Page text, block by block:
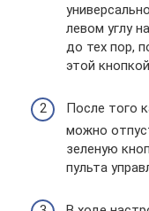
левом углу
до тех пор,
этой
После того
можно
зеленую
пульта